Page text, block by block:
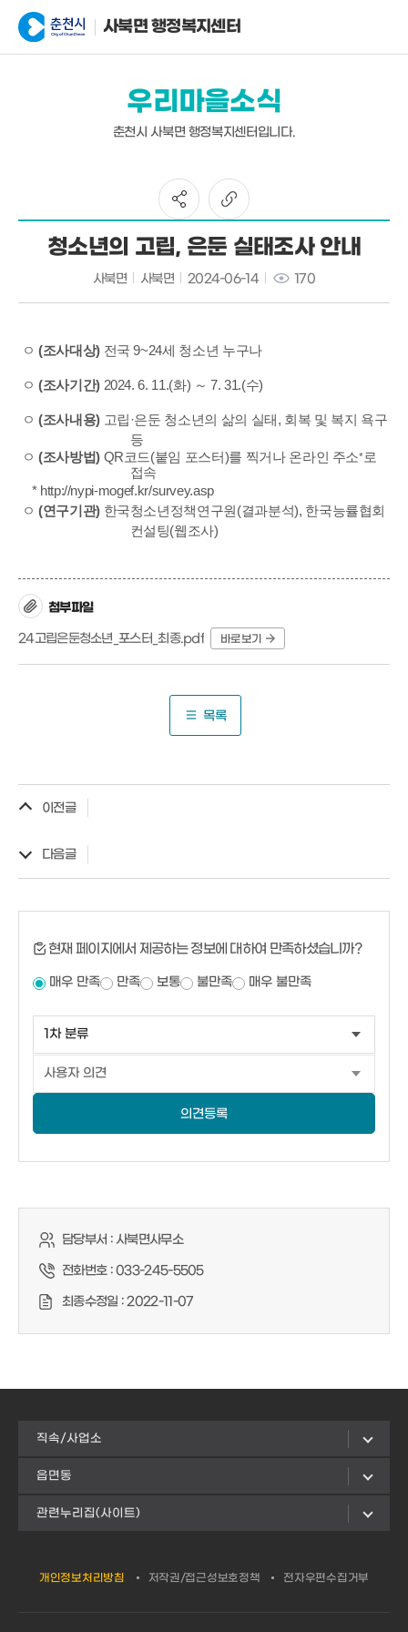
사북면 행정복지센터
우리마을소식
춘천시 사북면 행정복지센터입니다.
청소년의 고립, 은둔 실태조사 안내
사북면 사북면 2024-06-14 170
ㅇ (조사대상)전국 9~24세 청소년 누구나
ㅇ (조사기간)2024. 6. 11.(화) ～ 7. 31.(수)
ㅇ (조사내용)고립·은둔 청소년의 삶의 실태, 회복 및 복지 욕구
등
ㅇ (조사방법)QR코드(붙임 포스터)를 찍거나 온라인 주소*로
접속
* http://nypi-mogef.kr/survey.asp
ㅇ (연구기관)한국청소년정책연구원(결과분석), 한국능률협회
컨설팅(웹조사)
첨부파일
24고립은둔청소년_포스터_최종.pdf
바로보기
목록
이전글
다음글
현재 페이지에서 제공하는 정보에 대하여 만족하셨습니까?
매우 만족 만족 보통 불만족 매우 불만족
의견등록
담당부서 :사북면사무소
전화번호 :033-245-5505
최종수정일 :2022-11-07
직속/사업소
읍면동
관련누리집(사이트)
개인정보처리방침 저작권/접근성보호정책 전자우편수집거부